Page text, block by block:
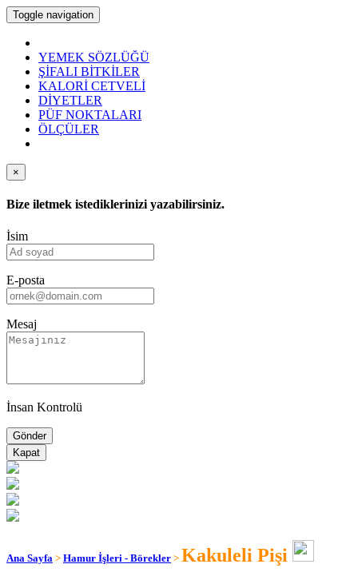
Toggle navigation
YEMEK SÖZLÜĞÜ
ŞİFALI BİTKİLER
KALORİ CETVELİ
DİYETLER
PÜF NOKTALARI
ÖLÇÜLER
×
Bize iletmek istediklerinizi yazabilirsiniz.
İsim
E-posta
Mesaj
İnsan Kontrolü
Kapat
Ana Sayfa > Hamur İşleri - Börekler > Kakuleli Pişi